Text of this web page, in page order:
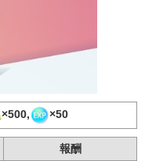
×500, ×50
報酬